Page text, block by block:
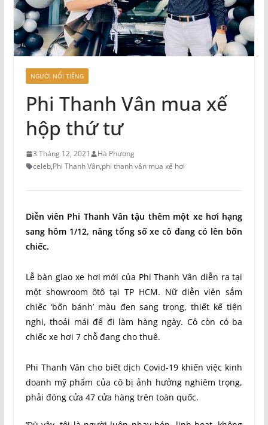
NGƯỜI NỔI TIẾNG
Phi Thanh Vân mua xế
hộp thứ tư
3 Tháng 12, 2021
Hà Phương
celeb,Phi Thanh Vân,phi thanh vân mua xế hơi
Diễn viên Phi Thanh Vân tậu thêm một xe hơi hạng
sang hôm 1/12, nâng tổng số xe cô đang có lên bốn
chiếc.
Lễ bàn giao xe hơi mới của Phi Thanh Vân diễn ra tại
một showroom ôtô tại TP HCM. Nữ diễn viên sắm
chiếc ‘bốn bánh’ màu đen sang trọng, thiết kế tiện
nghi, thoải mái để đi làm hàng ngày. Cô còn có ba
chiếc xe hơi 7 chỗ đang cho thuê.
Phi Thanh Vân cho biết dịch Covid-19 khiến việc kinh
doanh mỹ phẩm của cô bị ảnh hưởng nghiêm trọng,
phải đóng cửa 47 cửa hàng trên toàn quốc.